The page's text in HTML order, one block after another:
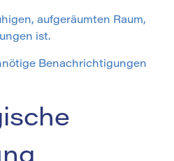
aufgeräumten Raum,
ist.
Benachrichtigungen